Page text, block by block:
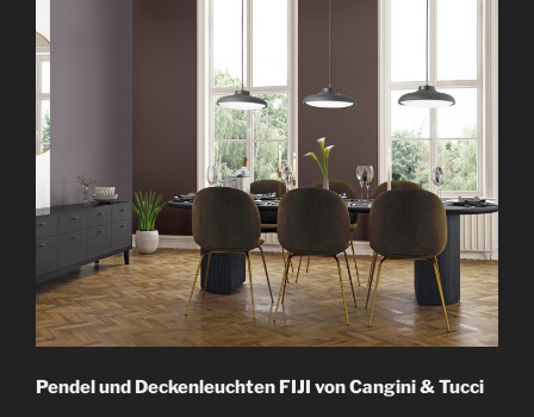
F
E
T
L
I
T
A
M
Pendel und Deckenleuchten FIJI von Cangini & Tucci